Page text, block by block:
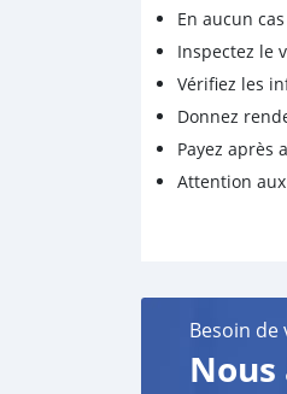
En aucun
Inspectez le
Vérifiez les
Donnez
Payez après
Attention
Besoin